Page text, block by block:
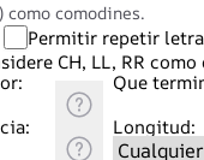
como comodines.
Permitir repetir
CH, LL, RR
Que
Longitud: